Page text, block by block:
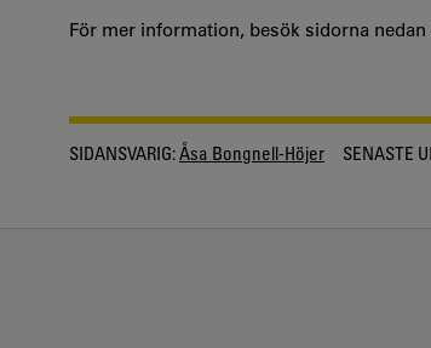
För mer information, besök sidorna
SIDANSVARIG:Åsa Bongnell-Höjer SENASTE